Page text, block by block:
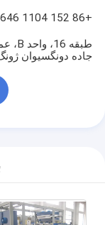
+86 152 1104 0646
جاده دونگسیوان